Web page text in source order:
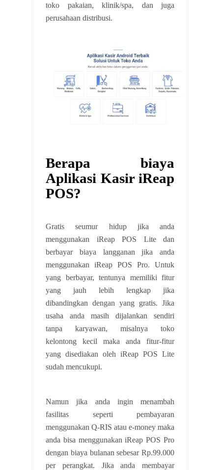
toko pakaian, klinik/spa, dan juga
perusahaan distribusi.
Berapa biaya
Aplikasi Kasir iReap
POS?
Gratis seumur hidup jika anda
menggunakan iReap POS Lite dan
berbayar biaya langganan jika anda
menggunakan iReap POS Pro. Untuk
yang berbayar, tentunya memiliki fitur
yang jauh lebih lengkap jika
dibandingkan dengan yang gratis. Jika
usaha anda masih dijalankan sendiri
tanpa karyawan, misalnya toko
kelontong kecil maka anda fitur-fitur
yang disediakan oleh iReap POS Lite
sudah mencukupi.
Namun jika anda ingin menambah
fasilitas seperti pembayaran
menggunakan Q-RIS atau e-money maka
anda bisa menggunakan iReap POS Pro
dengan biaya bulanan sebesar Rp.99.000
per perangkat. Jika anda membayar